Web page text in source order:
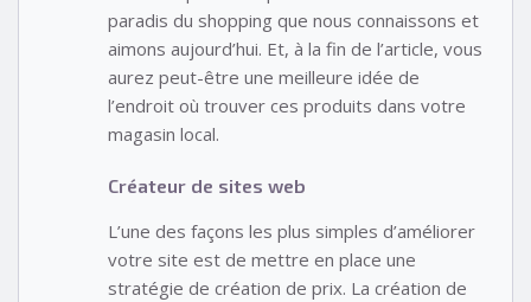
paradis du shopping que nous connaissons et
aimons aujourd’hui. Et, à la fin de l’article, vous
aurez peut-être une meilleure idée de
l’endroit où trouver ces produits dans votre
magasin local.
Créateur de sites web
L’une des façons les plus simples d’améliorer
votre site est de mettre en place une
stratégie de création de prix. La création de